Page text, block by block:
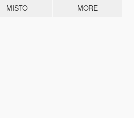
MISTO MORE